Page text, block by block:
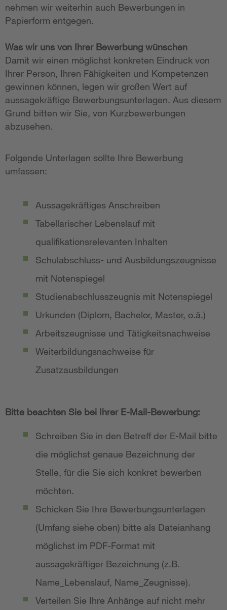
nehmen wir weiterhin auch Bewerbungen in
Papierform entgegen.
Was wir uns von Ihrer Bewerbung wünschen
Damit wir einen möglichst konkreten Eindruck von
Ihrer Person, Ihren Fähigkeiten und Kompetenzen
gewinnen können, legen wir großen Wert auf
aussagekräftige Bewerbungsunterlagen. Aus diesem
Grund bitten wir Sie, von Kurzbewerbungen
abzusehen.
Folgende Unterlagen sollte Ihre Bewerbung
umfassen:
Aussagekräftiges Anschreiben
Tabellarischer Lebenslauf mit
qualifikationsrelevanten Inhalten
Schulabschluss- und Ausbildungszeugnisse
mit Notenspiegel
Studienabschlusszeugnis mit Notenspiegel
Urkunden (Diplom, Bachelor, Master, o.ä.)
Arbeitszeugnisse und Tätigkeitsnachweise
Weiterbildungsnachweise für
Zusatzausbildungen
Bitte beachten Sie bei Ihrer E-Mail-Bewerbung:
Schreiben Sie in den Betreff der E-Mail bitte
die möglichst genaue Bezeichnung der
Stelle, für die Sie sich konkret bewerben
möchten.
Schicken Sie Ihre Bewerbungsunterlagen
(Umfang siehe oben) bitte als Dateianhang
möglichst im PDF-Format mit
aussagekräftiger Bezeichnung (z.B.
Name_Lebenslauf, Name_Zeugnisse).
Verteilen Sie Ihre Anhänge auf nicht mehr